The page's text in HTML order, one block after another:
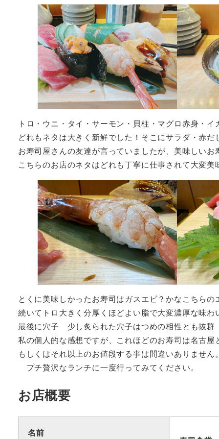
トロ・ウニ・タイ・サーモン・貝柱・マグロ赤身・
どれもネタは大きく新鮮でした！そこにサラダ・赤
お寿司屋さんの友達が言っていましたが、美味しい
こちらのお店のネタはどれも丁寧に仕事されて大変美
とくに美味しかったお寿司はガスエビ？かなこちら
続いてトロ大きく分厚くほどよい脂で大変濃厚な味わ
最後に穴子 少し炙られた穴子はつめの相性とも抜
私の個人的な感想ですが、これほどのお寿司は名古屋
もしくはそれ以上のお値段する事は間違いありません
プチ贅沢なランチに一度行ってみてください。
お店概要
名前